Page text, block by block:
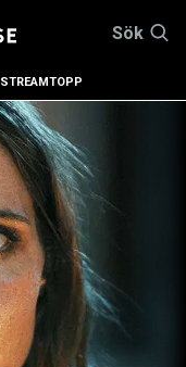
Sök
STREAMTOPP